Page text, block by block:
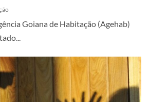
Goiana de Habitação (Agehab)